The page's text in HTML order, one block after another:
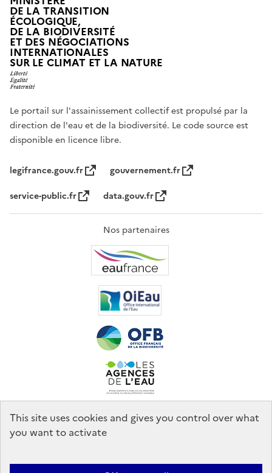
DE LA TRANSITION
ÉCOLOGIQUE,
DE LA BIODIVERSITÉ
ET DES NÉGOCIATIONS
INTERNATIONALES
SUR LE CLIMAT ET LA NATURE
Le portail sur l'assainissement collectif est propulsé par la
direction de l'eau et de la biodiversité. Le code source est
disponible en licence libre.
legifrance.gouv.fr
gouvernement.fr
service-public.fr
data.gouv.fr
Nos partenaires
This site uses cookies and gives you control over what
you want to activate